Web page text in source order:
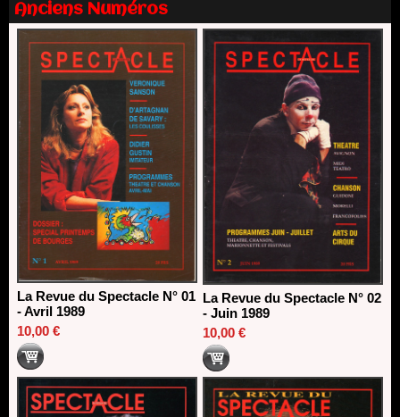
13/06/2026
Dispositif SACD Auteurs d'espaces : les lauréats 2026
18/03/2026
Anciens Numéros
La Revue du Spectacle N° 01
- Avril 1989
10,00 €
La Revue du Spectacle N° 02
- Juin 1989
10,00 €